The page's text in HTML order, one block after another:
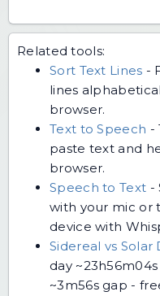
Related tools:
Sort Text Lines -
lines
browser.
Text to Speech -
paste text and
browser.
Speech to Text -
with your mic or
device with
Sidereal vs
day
~3m56s gap -